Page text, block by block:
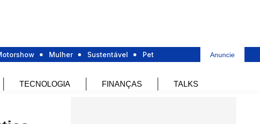
Mulher Sustentável Pet Anuncie
TECNOLOGIA FINANÇAS TALKS